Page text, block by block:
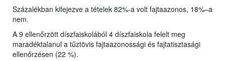
Százalékban kifejezve a tételek 82%-a volt fajtaazonos, 18%–a
nem.
A 9 ellenőrzött díszfaiskolából 4 díszfaiskola felelt meg
maradéktalanul a tűztövis fajtaazonossági és fajtatisztasági
ellenőrzésen (22 %).